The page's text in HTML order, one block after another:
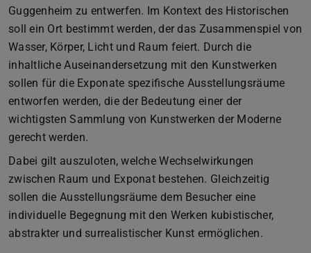
Guggenheim zu entwerfen. Im Kontext des Historischen
soll ein Ort bestimmt werden, der das Zusammenspiel von
Wasser, Körper, Licht und Raum feiert. Durch die
inhaltliche Auseinandersetzung mit den Kunstwerken
sollen für die Exponate spezifische Ausstellungsräume
entworfen werden, die der Bedeutung einer der
wichtigsten Sammlung von Kunstwerken der Moderne
gerecht werden.
Dabei gilt auszuloten, welche Wechselwirkungen
zwischen Raum und Exponat bestehen. Gleichzeitig
sollen die Ausstellungsräume dem Besucher eine
individuelle Begegnung mit den Werken kubistischer,
abstrakter und surrealistischer Kunst ermöglichen.